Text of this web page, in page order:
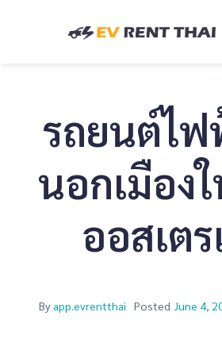
รถยนต์ไ
นอกเมือง
ออสเตร
By app.evrentthai Posted June 4,